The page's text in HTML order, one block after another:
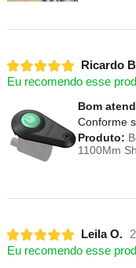
Ricardo
Eu recomendo esse
Bom
Conforme
Produto:
1100Mm
Leila O.
Eu recomendo esse